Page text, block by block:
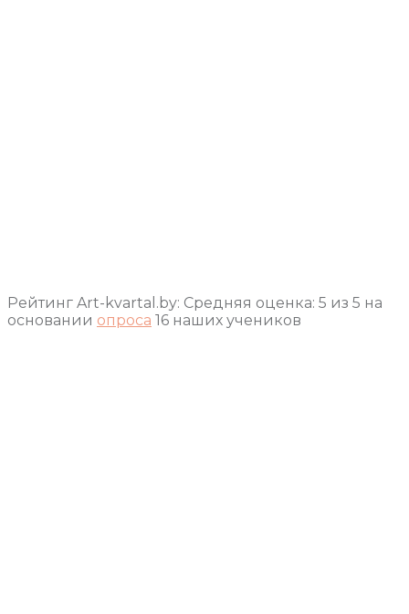
Рейтинг Art-kvartal.by: Средняя оценка: 5 из 5 на
основании опроса 16 наших учеников